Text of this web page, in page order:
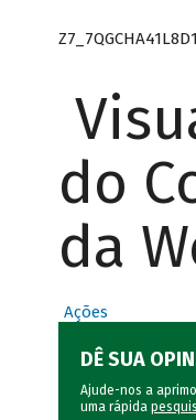
do
da
Ações
DÊ SUA
Ajude-nos a
uma rápida